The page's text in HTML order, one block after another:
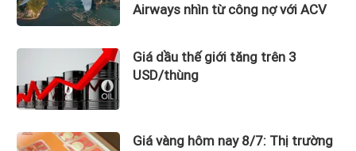
Airways nhìn từ công nợ với ACV
Giá dầu thế giới tăng trên 3
USD/thùng
Giá vàng hôm nay 8/7: Thị trường